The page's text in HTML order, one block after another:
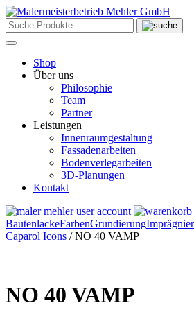
Skip
to
content
Shop
Über uns
Philosophie
Team
Partner
Leistungen
Innenraumgestaltung
Fassadenarbeiten
Bodenverlegarbeiten
3D-Planungen
Kontakt
BautenlackeFarbenGrundierung
Caparol Icons / NO 40 VAMP
NO 40 VAMP